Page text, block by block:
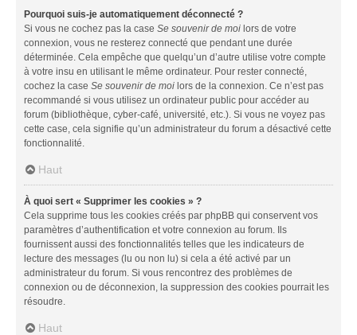
Pourquoi suis-je automatiquement déconnecté ?
Si vous ne cochez pas la case Se souvenir de moi lors de votre
connexion, vous ne resterez connecté que pendant une durée
déterminée. Cela empêche que quelqu’un d’autre utilise votre compte
à votre insu en utilisant le même ordinateur. Pour rester connecté,
cochez la case Se souvenir de moi lors de la connexion. Ce n’est pas
recommandé si vous utilisez un ordinateur public pour accéder au
forum (bibliothèque, cyber-café, université, etc.). Si vous ne voyez pas
cette case, cela signifie qu’un administrateur du forum a désactivé cette
fonctionnalité.
Haut
À quoi sert « Supprimer les cookies » ?
Cela supprime tous les cookies créés par phpBB qui conservent vos
paramètres d’authentification et votre connexion au forum. Ils
fournissent aussi des fonctionnalités telles que les indicateurs de
lecture des messages (lu ou non lu) si cela a été activé par un
administrateur du forum. Si vous rencontrez des problèmes de
connexion ou de déconnexion, la suppression des cookies pourrait les
résoudre.
Haut